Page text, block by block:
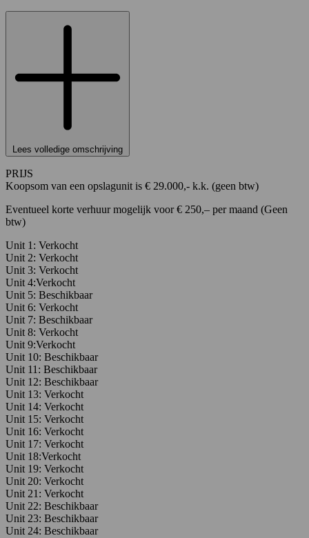
Lees volledige omschrijving
PRIJS
Koopsom van een opslagunit is € 29.000,- k.k. (geen btw)
Eventueel korte verhuur mogelijk voor € 250,– per maand (Geen
btw)
Unit 1: Verkocht
Unit 2: Verkocht
Unit 3: Verkocht
Unit 4:Verkocht
Unit 5: Beschikbaar
Unit 6: Verkocht
Unit 7: Beschikbaar
Unit 8: Verkocht
Unit 9:Verkocht
Unit 10: Beschikbaar
Unit 11: Beschikbaar
Unit 12: Beschikbaar
Unit 13: Verkocht
Unit 14: Verkocht
Unit 15: Verkocht
Unit 16: Verkocht
Unit 17: Verkocht
Unit 18:Verkocht
Unit 19: Verkocht
Unit 20: Verkocht
Unit 21: Verkocht
Unit 22: Beschikbaar
Unit 23: Beschikbaar
Unit 24: Beschikbaar